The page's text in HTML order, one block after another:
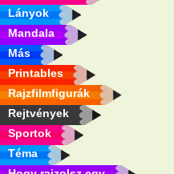
Lányok
Mandala
Más
Printables
Rajzfilmfigurák
Rejtvények
Sportok
Téma